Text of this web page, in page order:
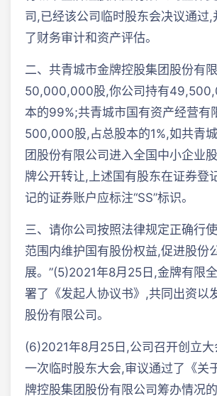
司,已经该公司临时股东会决议通过,
了财务审计和资产评估。
二、共青城市金牌控股集团股份有
50,000,000股,你公司持有
本的99%;共青城市国有资产经营有
500,000股,占总股本的1%,如共青
团股份有限公司进入全国中小企业
牌公开转让,上述国有股东在证券登
记的证券账户应标注“SS”标识。
三、请你公司按照法律规定正确行
范围内维护国有股份权益,促进股份
展。”(5)2021年8月25日,金牌有限
署了《发起人协议书》,共同出资以
股份有限公司。
(6)2021年8月25日,公司召开创立
一次临时股东大会,审议通过了《关
牌控股集团股份有限公司筹办情况